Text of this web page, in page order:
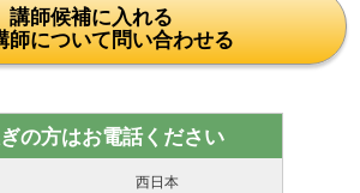
講師候補に入れる
師について問い合わせる
の方はお電話ください
西日本